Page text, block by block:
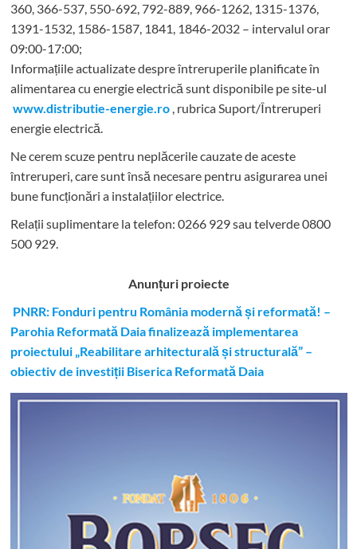
360, 366-537, 550-692, 792-889, 966-1262, 1315-1376,
1391-1532, 1586-1587, 1841, 1846-2032 – intervalul orar
09:00-17:00;
Informațiile actualizate despre întreruperile planificate în
alimentarea cu energie electrică sunt disponibile pe site-ul
www.distributie-energie.ro , rubrica Suport/Întreruperi
energie electrică.
Ne cerem scuze pentru neplăcerile cauzate de aceste
întreruperi, care sunt însă necesare pentru asigurarea unei
bune funcționări a instalațiilor electrice.
Relații suplimentare la telefon: 0266 929 sau telverde 0800
500 929.
Anunțuri proiecte
PNRR: Fonduri pentru România modernă și reformată! –
Parohia Reformată Daia finalizează implementarea
proiectului „Reabilitare arhitecturală și structurală” –
obiectiv de investiții Biserica Reformată Daia